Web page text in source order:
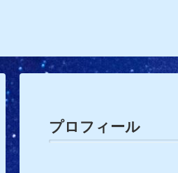
プロフィール